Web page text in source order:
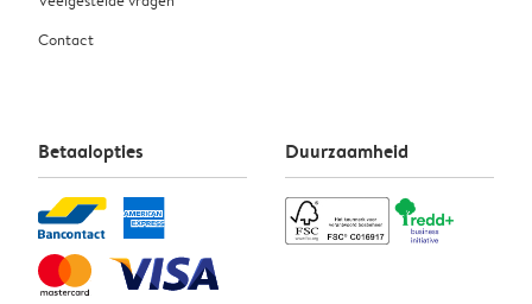
Contact
Betaalopties Duurzaamheid